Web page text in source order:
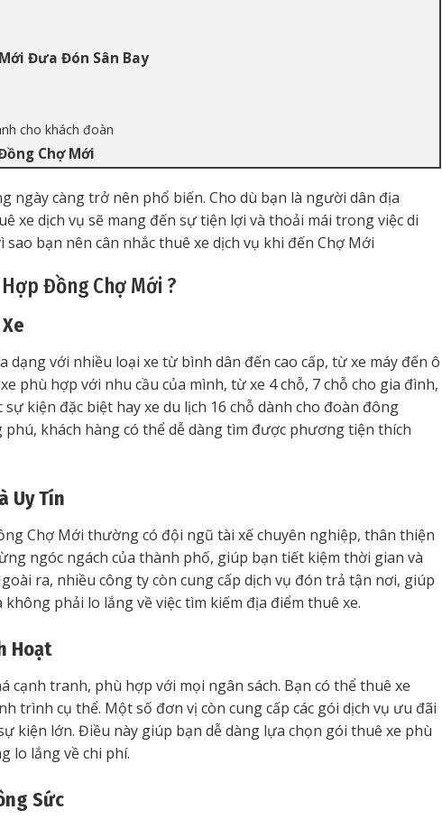
Đưa Đón Sân Bay
cho khách đoàn
Chợ Mới
ngày càng trở nên phổ biến. Cho dù bạn là người dân địa
xe dịch vụ sẽ mang đến sự tiện lợi và thoải mái trong việc di
bạn nên cân nhắc thuê xe dịch vụ khi đến Chợ Mới
Đồng Chợ Mới ?
dạng với nhiều loại xe từ bình dân đến cao cấp, từ xe máy đến ô
phù hợp với nhu cầu của mình, từ xe 4 chỗ, 7 chỗ cho gia đình,
sự kiện đặc biệt hay xe du lịch 16 chỗ dành cho đoàn đông
khách hàng có thể dễ dàng tìm được phương tiện thích
Uy Tín
Chợ Mới thường có đội ngũ tài xế chuyên nghiệp, thân thiện
ngóc ngách của thành phố, giúp bạn tiết kiệm thời gian và
ra, nhiều công ty còn cung cấp dịch vụ đón trả tận nơi, giúp
phải lo lắng về việc tìm kiếm địa điểm thuê xe.
Hoạt
cạnh tranh, phù hợp với mọi ngân sách. Bạn có thể thuê xe
trình cụ thể. Một số đơn vị còn cung cấp các gói dịch vụ ưu đãi
kiện lớn. Điều này giúp bạn dễ dàng lựa chọn gói thuê xe phù
lo lắng về chi phí.
Sức